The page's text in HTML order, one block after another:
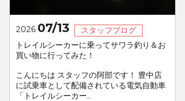
2026 07/13
スタッフブログ
トレイルシーカーに乗ってサワラ釣り＆お
買い物に行ってみた！
こんにちは スタッフの阿部です！ 豊中店
に試乗車として配備されている電気自動車
「トレイルシーカー...